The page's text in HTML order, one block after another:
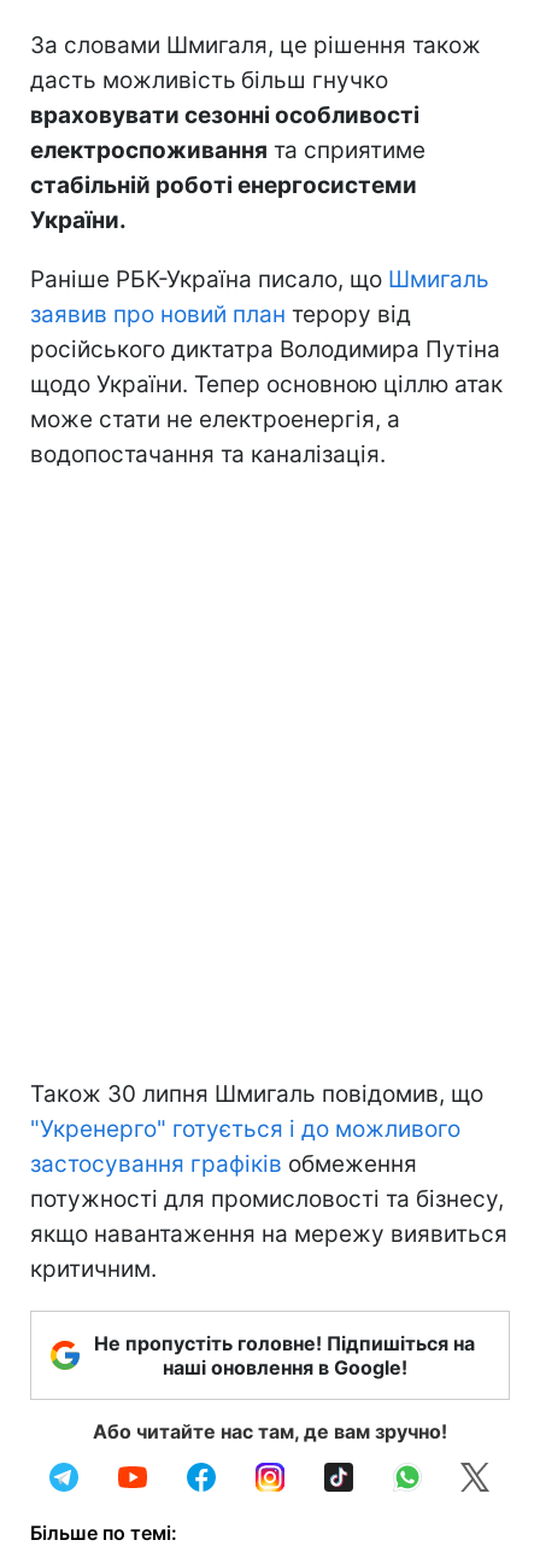
За словами Шмигаля, це рішення також
дасть можливість більш гнучко
враховувати сезонні особливості
електроспоживання та сприятиме
стабільній роботі енергосистеми
України.
Раніше РБК-Україна писало, що Шмигаль
заявив про новий план терору від
російського диктатра Володимира Путіна
щодо України. Тепер основною ціллю атак
може стати не електроенергія, а
водопостачання та каналізація.
Також 30 липня Шмигаль повідомив, що
"Укренерго" готується і до можливого
застосування графіків обмеження
потужності для промисловості та бізнесу,
якщо навантаження на мережу виявиться
критичним.
Не пропустіть головне! Підпишіться на
наші оновлення в Google!
Або читайте нас там, де вам зручно!
Більше по темі: